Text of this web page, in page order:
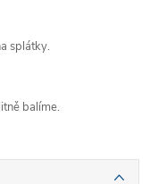
splátky.
balíme.